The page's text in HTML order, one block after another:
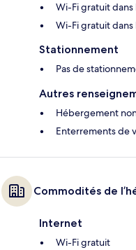
Wi-Fi gratuit dans
Wi-Fi gratuit dans
Stationnement
Pas de
Autres
Hébergement
Enterrements de
Commodités de
Internet
Wi-Fi gratuit